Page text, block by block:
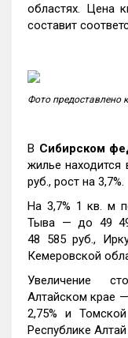
областях. Цена
составит
Фото предоставлено
В Сибирском
жилье
руб., рост на 3,7%.
На 3,7% 1 кв. м
Тыва — до 49
48 585 руб.,
Кемеровской
Увеличение
Алтайском крае
2,75% и
Республике